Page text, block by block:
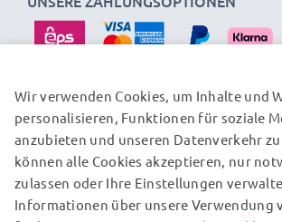
Gerne genutzt als Austausch- oder
sichere Stromversorgung zu einem
★ 3 Jahre Garantie auf Kamera-
Video-Camcorder und Fotokamera
UNSERE VERSANDPARTNER
© subtel.at 2026
Alle Preise verstehen sich inklusive
Wir verwenden Cookies, um Inhalte und
personalisieren, Funktionen für soziale
anzubieten und unseren Datenverkehr zu
können alle Cookies akzeptieren, nur
zulassen oder Ihre Einstellungen
Informationen über unsere Verwendung